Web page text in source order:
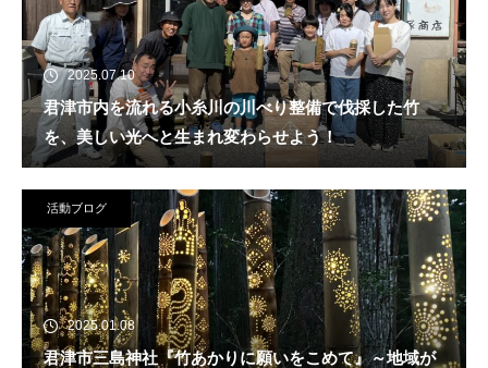
2025.07.10
君津市内を流れる小糸川の川べり整備で伐採した竹
を、美しい光へと生まれ変わらせよう！
活動ブログ
2025.01.08
君津市三島神社『竹あかりに願いをこめて』～地域が